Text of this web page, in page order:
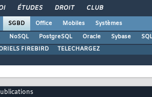
ÉTUDES DROIT CLUB
SGBD Office Mobiles
Systèmes
NoSQL PostgreSQL Oracle Sybase
FIREBIRD TELECHARGEZ